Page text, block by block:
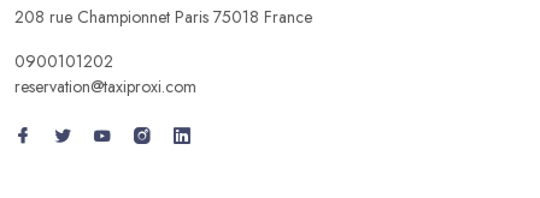
208 rue Championnet Paris 75018 France
0900101202
reservation@taxiproxi.com